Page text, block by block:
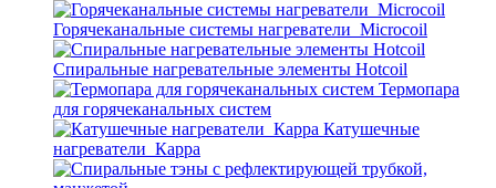
Горячеканальные системы нагреватели_Microcoil
Спиральные нагревательные элементы Hotcoil
Термопара
для горячеканальных систем
Катушечные
нагреватели_Карра